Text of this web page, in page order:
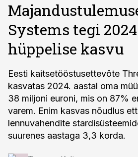
Systems tegi
hüppelise kasvu
Eesti kaitsetööstusettevõte
kasvatas 2024. aastal oma
38 miljoni euroni, mis on 87%
varem. Enim kasvas nõudlus
lennuvahendite
suurenes aastaga 3,3 korda.